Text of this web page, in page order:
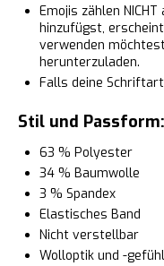
Emojis zählen
hinzufügst, erscheint
verwenden
herunterzuladen.
Falls deine
Stil und Passform:
63 % Polyester
34 % Baumwolle
3 % Spandex
Elastisches Band
Nicht verstellbar
Wolloptik und -gefühl